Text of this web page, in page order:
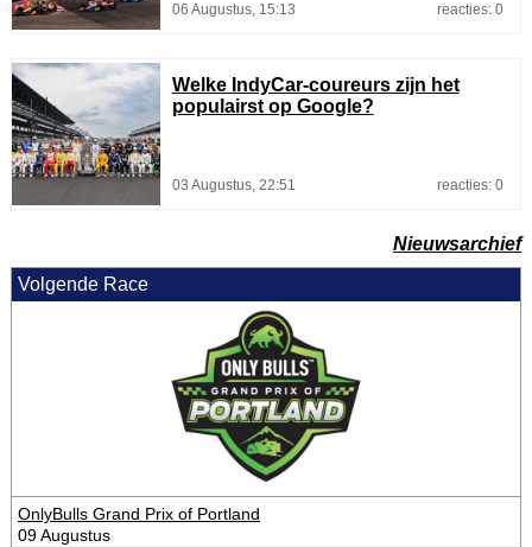
06 Augustus, 15:13 reacties: 0
Welke IndyCar-coureurs zijn het
populairst op Google?
03 Augustus, 22:51 reacties: 0
Nieuwsarchief
Volgende Race
OnlyBulls Grand Prix of Portland
09 Augustus